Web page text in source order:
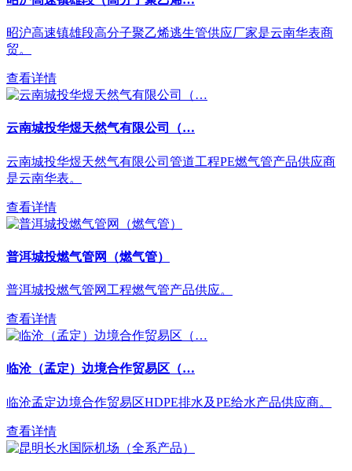
昭沪高速镇雄段高分子聚乙烯逃生管供应厂家是云南华表商
贸。
查看详情
云南城投华煜天然气有限公司（…
云南城投华煜天然气有限公司管道工程PE燃气管产品供应商
是云南华表。
查看详情
普洱城投燃气管网（燃气管）
普洱城投燃气管网工程燃气管产品供应。
查看详情
临沧（孟定）边境合作贸易区（…
临沧孟定边境合作贸易区HDPE排水及PE给水产品供应商。
查看详情